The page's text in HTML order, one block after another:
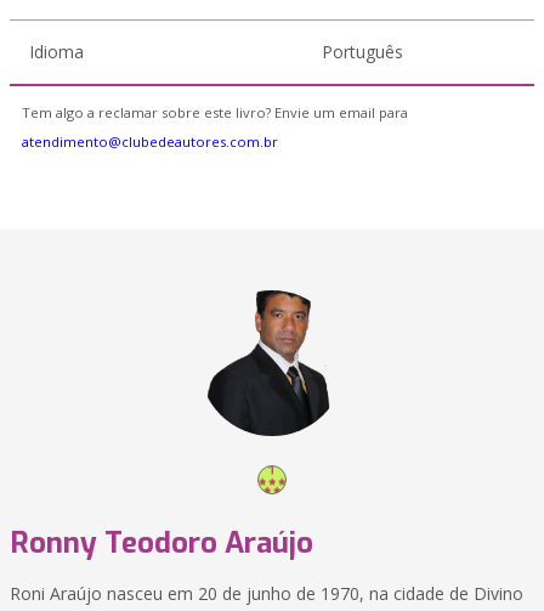
Idioma Português
Tem algo a reclamar sobre este livro? Envie um email para
atendimento@clubedeautores.com.br
Ronny Teodoro Araújo
Roni Araújo nasceu em 20 de junho de 1970, na cidade de Divino